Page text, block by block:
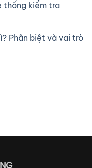
thống kiểm tra
Phân biệt và vai trò